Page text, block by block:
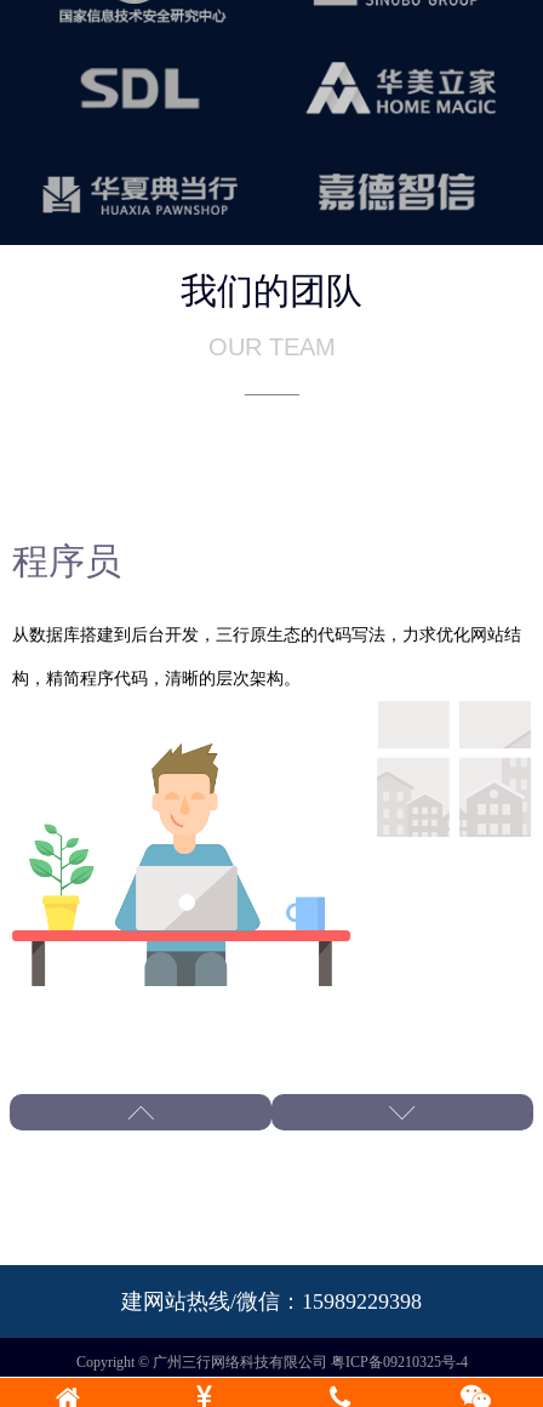
我们的团队
OUR TEAM
程序员
从数据库搭建到后台开发，三行原生态的代码写法，力求优化网站结
构，精简程序代码，清晰的层次架构。
建网站热线/微信：15989229398
Copyright © 广州三行网络科技有限公司 粤ICP备09210325号-4